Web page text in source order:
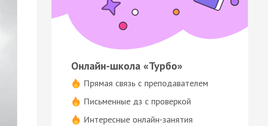
Онлайн-школа «Турбо»
Прямая связь с преподавателем
Письменные дз с проверкой
Интересные онлайн-занятия